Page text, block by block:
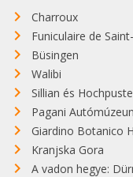
Charroux
Funiculaire de
Büsingen
Walibi
Sillian és
Pagani
Giardino Botanico
Kranjska Gora
A vadon hegye: